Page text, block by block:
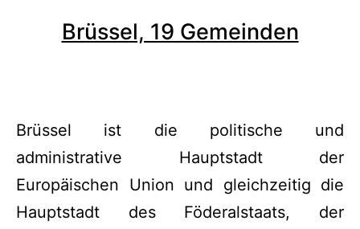
Brüssel, 19 Gemeinden
Brüssel ist die politische und
administrative Hauptstadt der
Europäischen Union und gleichzeitig die
Hauptstadt des Föderalstaats, der